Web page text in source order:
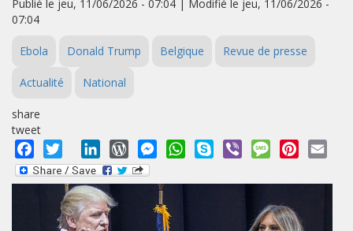
Publié le jeu, 11/06/2026 - 07:04 | Modifié le jeu, 11/06/2026 -
07:04
Ebola Donald Trump Belgique Revue de presse
Actualité National
share
tweet
Facebook
Twitter LinkedInWordPressMessengerWhatsApp
Skype Viber MessagePinterest